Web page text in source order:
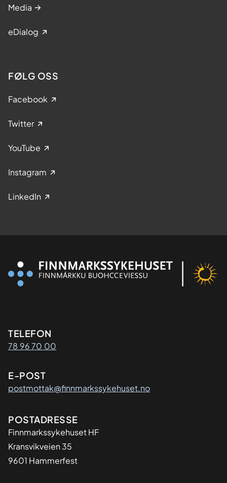
Media
eDialog
FØLG OSS
Facebook
Twitter
YouTube
Instagram
LinkedIn
Kontaktinformasjon
TELEFON
78 96 70 00
E-POST
postmottak@finnmarkssykehuset.no
Adresse
POSTADRESSE
Finnmarkssykehuset HF
Kransvikveien 35
9601 Hammerfest